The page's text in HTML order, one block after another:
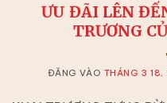
ƯU ĐÃI LÊN
TRƯƠNG
ĐĂNG VÀO THÁNG 3